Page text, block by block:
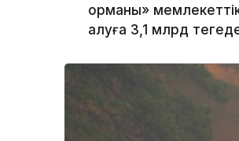
орманы»
алуға 3,1 млрд